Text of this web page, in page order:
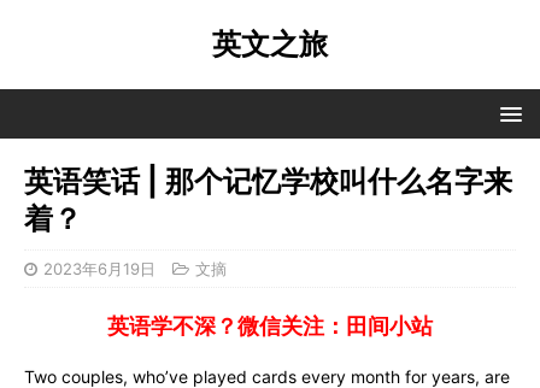
英文之旅
英语笑话 | 那个记忆学校叫什么名字来
着？
2023年6月19日 文摘
英语学不深？微信关注：田间小站
Two couples, who’ve played cards every month for years, are